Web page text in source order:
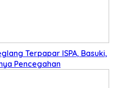
Terpapar ISPA, Basuki,
Pencegahan